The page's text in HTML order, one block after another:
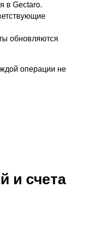
в Gectaro.
обновляются
операции не
и счета